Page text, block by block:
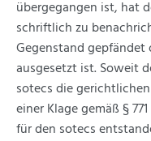
übergegangen ist, hat
schriftlich zu
Gegenstand
ausgesetzt ist. Soweit
sotecs die
einer Klage gemäß §
für den sotecs